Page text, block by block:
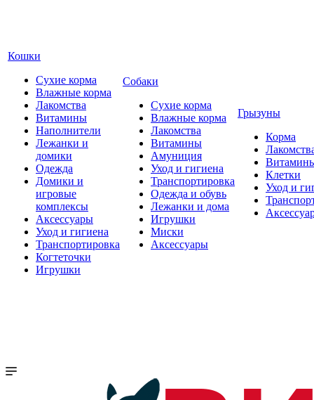
Кошки
Сухие корма
Влажные корма
Лакомства
Витамины
Наполнители
Лежанки и
домики
Одежда
Домики и
игровые
комплексы
Аксессуары
Уход и гигиена
Транспортировка
Когтеточки
Игрушки
Собаки
Сухие корма
Влажные корма
Лакомства
Витамины
Амуниция
Уход и гигиена
Транспортировка
Одежда и обувь
Лежанки и дома
Игрушки
Миски
Аксессуары
Грызуны
Корма
Клетки
Уход и